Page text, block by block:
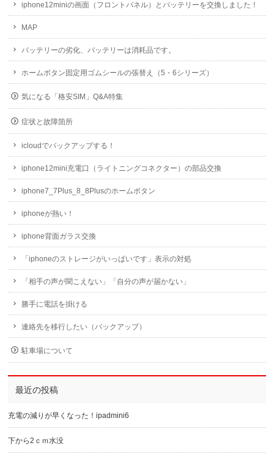
iphone12miniの画面（フロントパネル）とバッテリーを交換しました！
MAP
バッテリーの劣化、バッテリーは消耗品です。
ホームボタン固定用ゴムシールの張替え（5・6シリーズ）
気になる「格安SIM」Q&A特集
症状と故障箇所
icloudでバックアップする！
iphone12mini充電口（ライトニングコネクター）の部品交換
iphone7_7Plus_8_8Plusのホームボタン
iphoneが熱い！
iphone背面ガラス交換
「iphoneのストレージがいっぱいです」表示の対処
「相手の声が聞こえない」「自分の声が届かない」
勝手に電話を掛ける
連絡先を移行したい（バックアップ）
駐車場について
最近の投稿
充電の減りが早くなった！ipadmini6
下から2ｃｍ水没